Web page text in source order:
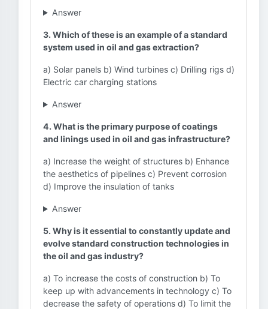
Answer
3. Which of these is an example of a standard
system used in oil and gas extraction?
a) Solar panels b) Wind turbines c) Drilling rigs d)
Electric car charging stations
Answer
4. What is the primary purpose of coatings
and linings used in oil and gas infrastructure?
a) Increase the weight of structures b) Enhance
the aesthetics of pipelines c) Prevent corrosion
d) Improve the insulation of tanks
Answer
5. Why is it essential to constantly update and
evolve standard construction technologies in
the oil and gas industry?
a) To increase the costs of construction b) To
keep up with advancements in technology c) To
decrease the safety of operations d) To limit the